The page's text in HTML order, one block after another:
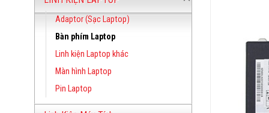
Adaptor (Sạc Laptop)
Bàn phím Laptop
Linh kiện Laptop khác
Màn hình Laptop
Pin Laptop